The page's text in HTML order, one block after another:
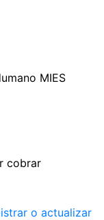
o actualizar